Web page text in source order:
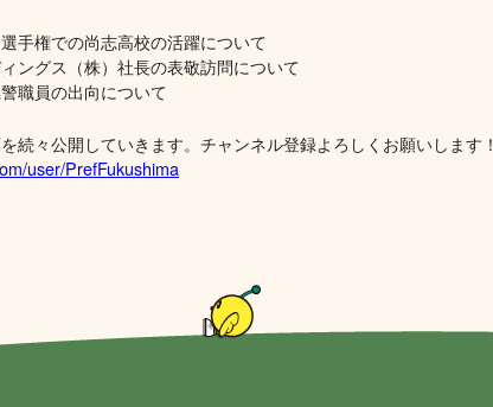
手権での尚志高校の活躍について
ングス（株）社長の表敬訪問について
職員の出向について
続々公開していきます。チャンネル登録よろしくお願いします！
user/PrefFukushima